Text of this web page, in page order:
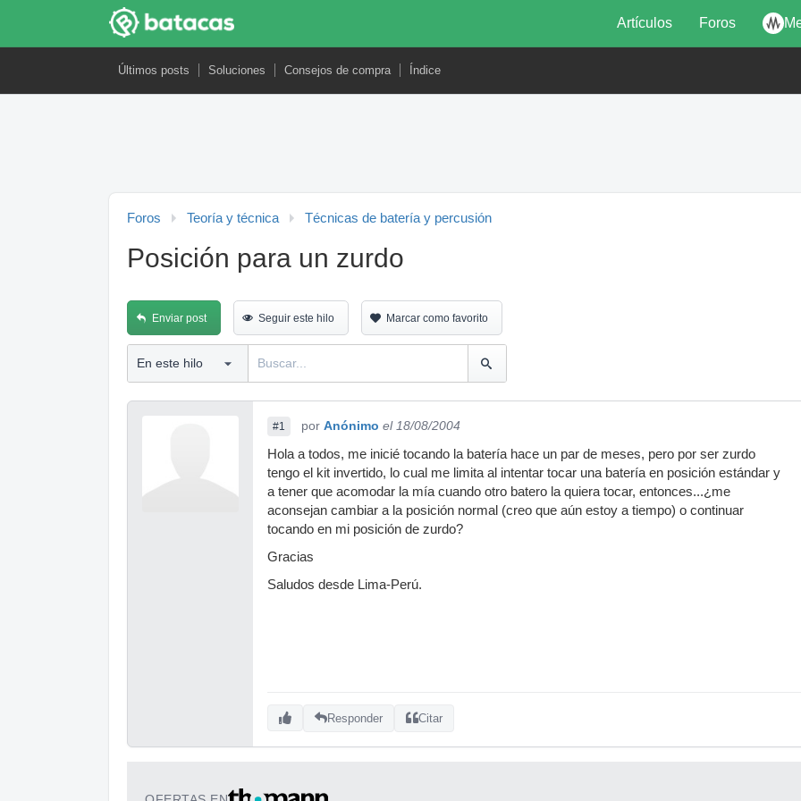
Artículos Foros
Últimos posts Soluciones Consejos de compra Índice
Foros Teoría y técnica Técnicas de batería y percusión
Posición para un zurdo
Enviar post Seguir este hilo Marcar como favorito
#1 por Anónimo el 18/08/2004
Hola a todos, me inicié tocando la batería hace un par de meses, pero por ser zurdo
tengo el kit invertido, lo cual me limita al intentar tocar una batería en posición estándar y
a tener que acomodar la mía cuando otro batero la quiera tocar, entonces...¿me
aconsejan cambiar a la posición normal (creo que aún estoy a tiempo) o continuar
tocando en mi posición de zurdo?
Gracias
Saludos desde Lima-Perú.
Responder Citar